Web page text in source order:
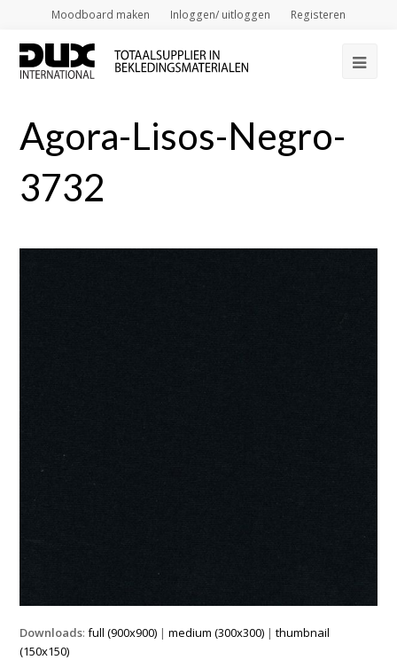
Moodboard maken Inloggen/ uitloggen Registeren
Agora-Lisos-Negro-
3732
Downloads:full (900x900) |medium (300x300) |thumbnail
(150x150)